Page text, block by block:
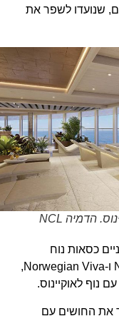
שנועדו לשפר את
כסאות נוח
מחוממים בהשוואה ל-Norwegian Prima ו-Norwegian Viva,
לאוקיינוס.
החושים עם